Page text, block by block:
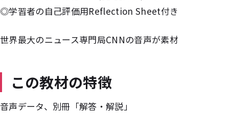
◎学習者の自己評価用Reflection Sheet付き
世界最大のニュース専門局CNNの音声が素材
この教材の特徴
音声データ、別冊「解答・解説」